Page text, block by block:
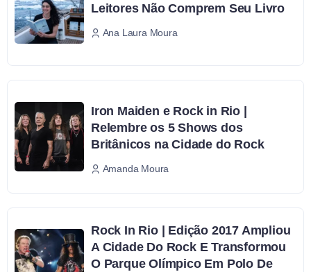
Leitores Não Comprem Seu Livro
Ana Laura Moura
Iron Maiden e Rock in Rio |
Relembre os 5 Shows dos
Britânicos na Cidade do Rock
Amanda Moura
Rock In Rio | Edição 2017 Ampliou
A Cidade Do Rock E Transformou
O Parque Olímpico Em Polo De